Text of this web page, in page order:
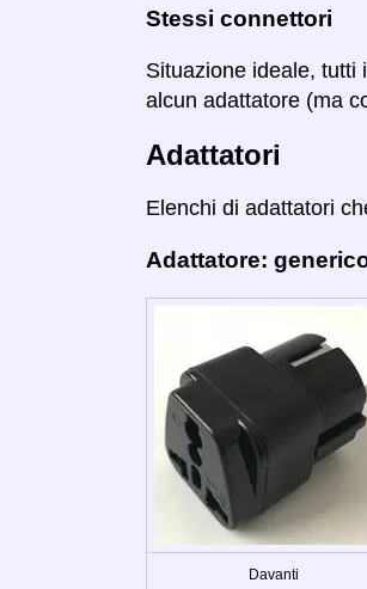
Stessi connettori
Situazione ideale, tutti
alcun adattatore (ma
Adattatori
Elenchi di adattatori
Adattatore:
Davanti